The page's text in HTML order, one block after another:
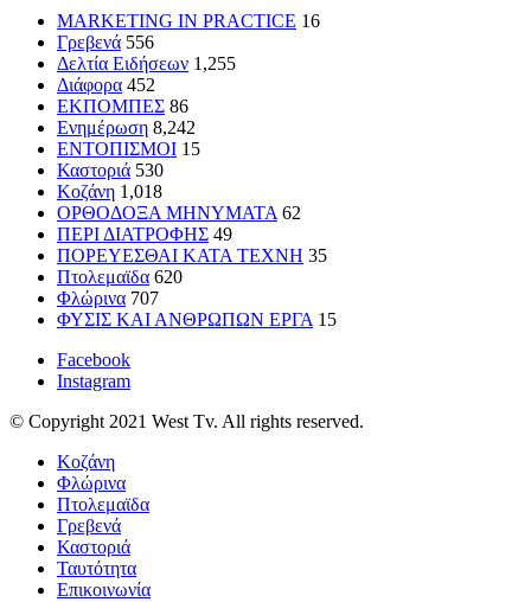
MARKETING IN PRACTICE 16
Γρεβενά 556
Δελτία Ειδήσεων 1,255
Διάφορα 452
ΕΚΠΟΜΠΕΣ 86
Ενημέρωση 8,242
ΕΝΤΟΠΙΣΜΟΙ 15
Καστοριά 530
Κοζάνη 1,018
ΟΡΘΟΔΟΞΑ ΜΗΝΥΜΑΤΑ 62
ΠΕΡΙ ΔΙΑΤΡΟΦΗΣ 49
ΠΟΡΕΥΕΣΘΑΙ ΚΑΤΑ ΤΕΧΝΗ 35
Πτολεμαϊδα 620
Φλώρινα 707
ΦΥΣΙΣ ΚΑΙ ΑΝΘΡΩΠΩΝ ΕΡΓΑ 15
Facebook
Instagram
© Copyright 2021 West Tv. All rights reserved.
Κοζάνη
Φλώρινα
Πτολεμαϊδα
Γρεβενά
Καστοριά
Ταυτότητα
Επικοινωνία